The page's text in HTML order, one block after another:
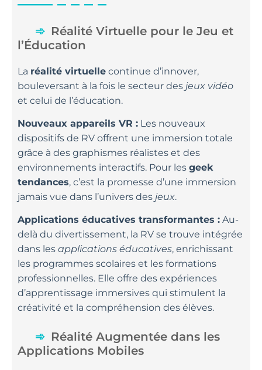
Réalité Virtuelle pour le Jeu et
l’Éducation
La réalité virtuelle continue d’innover,
bouleversant à la fois le secteur des jeux vidéo
et celui de l’éducation.
Nouveaux appareils VR : Les nouveaux
dispositifs de RV offrent une immersion totale
grâce à des graphismes réalistes et des
environnements interactifs. Pour les geek
tendances, c’est la promesse d’une immersion
jamais vue dans l’univers des jeux.
Applications éducatives transformantes : Au-
delà du divertissement, la RV se trouve intégrée
dans les applications éducatives, enrichissant
les programmes scolaires et les formations
professionnelles. Elle offre des expériences
d’apprentissage immersives qui stimulent la
créativité et la compréhension des élèves.
Réalité Augmentée dans les
Applications Mobiles